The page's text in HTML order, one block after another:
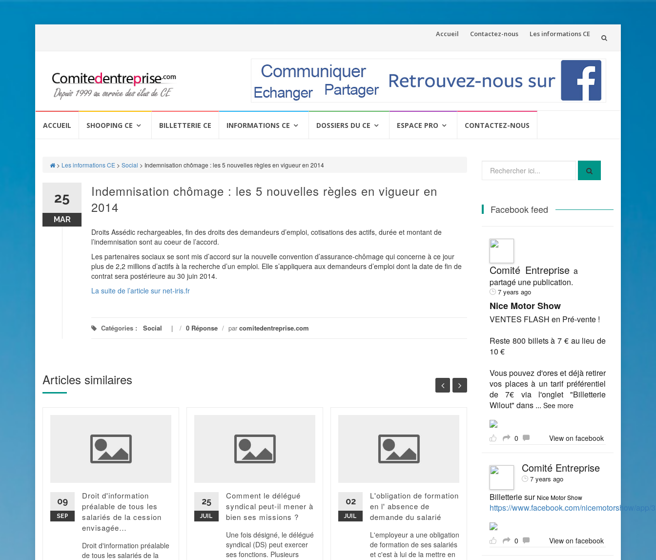
Aller
Accueil Contactez-nous Les informations CE
ACCUEIL SHOOPING CE BILLETTERIE CE INFORMATIONS CE DOSSIERS DU CE ESPACE PRO CONTACTEZ-NOUS
> Les informations CE > Social > Indemnisation chômage : les 5 nouvelles règles en vigueur en 2014
25
MAR
Indemnisation chômage : les 5 nouvelles règles en vigueur en
2014
Droits Assédic rechargeables, fin des droits des demandeurs d’emploi, cotisations des actifs, durée et montant de
l’indemnisation sont au coeur de l’accord.
Les partenaires sociaux se sont mis d’accord sur la nouvelle convention d’assurance-chômage qui concerne à ce jour
plus de 2,2 millions d’actifs à la recherche d’un emploi. Elle s’appliquera aux demandeurs d’emploi dont la date de fin de
contrat sera postérieure au 30 juin 2014.
La suite de l’article sur net-iris.fr
Catégories : Social / 0 Réponse / parcomitedentreprise.com
Articles similaires
09
SEP
Droit d'information
préalable de tous les
salariés de la cession
envisagée…
Droit d'information préalable
de tous les salariés de la
25
JUIL
Comment le délégué
syndical peut-il mener à
bien ses missions ?
Une fois désigné, le délégué
syndical (DS) peut exercer
ses fonctions. Plusieurs
02
JUIL
L'obligation de formation
en l' absence de
demande du salarié
L'employeur a une obligation
de formation de ses salariés
et c'est à lui de la mettre en
21
CHSCT : c'est l'effectif
Tout salarié employé par
est au moins égal à 50
salariés doit relever d'un
Social Lire la suite
pour
Facebook feed
Comité Entreprisea
partagé une publication.
7 years ago
Nice Motor Show
VENTES FLASH en Pré-vente !
Reste 800 billets à 7 € au lieu de
10 €
Vous pouvez d'ores et déjà retirer
vos places à un tarif préférentiel
de 7€ via l'onglet "Billetterie
Wilout" dans ... See more
0 View on facebook
Comité Entreprise
7 years ago
Billetterie sur Nice Motor Show
https://www.facebook.com/nicemotorshow/app/
0 View on facebook